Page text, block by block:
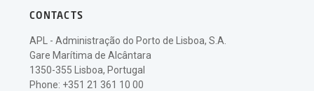
CONTACTS
APL - Administração do Porto de Lisboa, S.A.
Gare Marítima de Alcântara
1350-355 Lisboa, Portugal
Phone: +351 21 361 10 00